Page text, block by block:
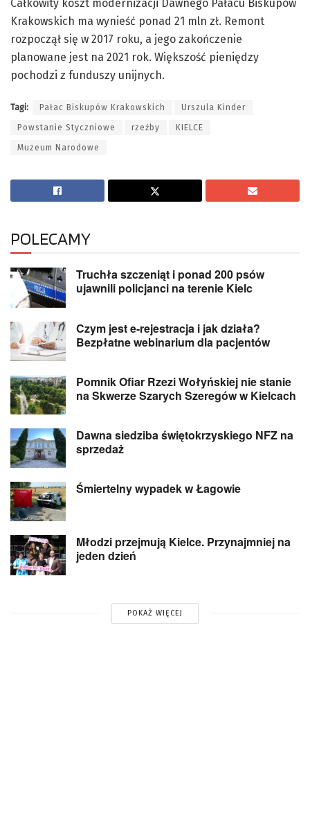
Całkowity koszt modernizacji Dawnego Pałacu Biskupów
Krakowskich ma wynieść ponad 21 mln zł. Remont
rozpoczął się w 2017 roku, a jego zakończenie
planowane jest na 2021 rok. Większość pieniędzy
pochodzi z funduszy unijnych.
Tagi: Pałac Biskupów Krakowskich Urszula Kinder
Powstanie Styczniowe rzeźby KIELCE
Muzeum Narodowe
POLECAMY
Truchła szczeniąt i ponad 200 psów
ujawnili policjanci na terenie Kielc
Czym jest e-rejestracja i jak działa?
Bezpłatne webinarium dla pacjentów
Pomnik Ofiar Rzezi Wołyńskiej nie stanie
na Skwerze Szarych Szeregów w Kielcach
Dawna siedziba świętokrzyskiego NFZ na
sprzedaż
Śmiertelny wypadek w Łagowie
Młodzi przejmują Kielce. Przynajmniej na
jeden dzień
POKAŻ WIĘCEJ